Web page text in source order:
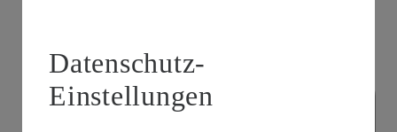
Datenschutz-
Einstellungen